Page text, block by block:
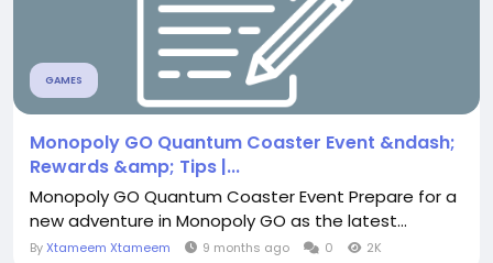
GAMES
Monopoly GO Quantum Coaster Event &ndash;
Rewards &amp; Tips |...
Monopoly GO Quantum Coaster Event Prepare for a
new adventure in Monopoly GO as the latest...
ByXtameem Xtameem 9 months ago 0 2K